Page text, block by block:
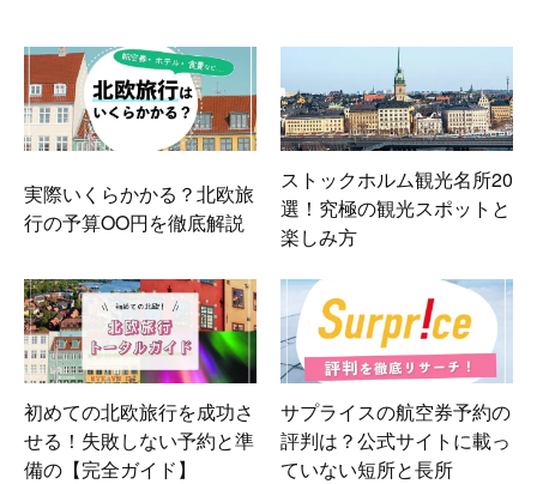
実際いくらかかる？北欧旅
行の予算OO円を徹底解説
ストックホルム観光名所20
選！究極の観光スポットと
楽しみ方
初めての北欧旅行を成功さ
せる！失敗しない予約と準
備の【完全ガイド】
サプライスの航空券予約の
評判は？公式サイトに載っ
ていない短所と長所